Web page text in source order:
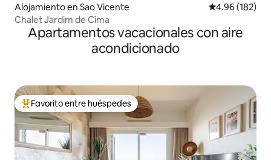
Alojamiento en Sao Vicente Calificación
4.96 (182)
Chalet Jardim de Cima
Apartamentos vacacionales con aire
acondicionado
Favorito entre huéspedes preferido
Favorito entre huéspedes